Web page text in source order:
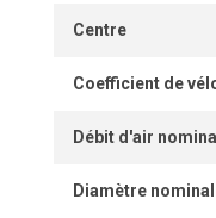
Centre
Coefficient de
Débit d'air
Diamètre